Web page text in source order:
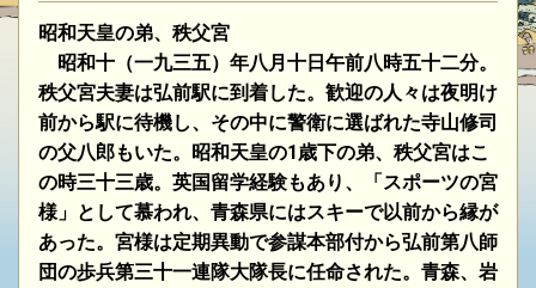
昭和天皇の弟、秩父宮
昭和十（一九三五）年八月十日午前八時五十二分。
秩父宮夫妻は弘前駅に到着した。歓迎の人々は夜明け
前から駅に待機し、その中に警衛に選ばれた寺山修司
の父八郎もいた。昭和天皇の1歳下の弟、秩父宮はこ
の時三十三歳。英国留学経験もあり、「スポーツの宮
様」として慕われ、 青森県にはスキーで以前から縁が
あった。宮様は定期異動で参謀本部付から弘前第八師
団の歩兵第三十一連隊大隊長に任命された。青森、岩